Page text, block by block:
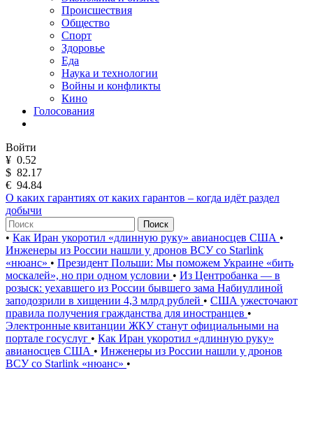
Происшествия
Общество
Спорт
Здоровье
Еда
Наука и технологии
Войны и конфликты
Кино
Голосования
Войти
¥ 0.52
$ 82.17
€ 94.84
О каких гарантиях от каких гарантов – когда идёт раздел
добычи
Поиск
• Как Иран укоротил «длинную руку» авианосцев США •
Инженеры из России нашли у дронов ВСУ со Starlink
«нюанс» • Президент Польши: Мы поможем Украине «бить
москалей», но при одном условии • Из Центробанка — в
розыск: уехавшего из России бывшего зама Набиуллиной
заподозрили в хищении 4,3 млрд рублей • США ужесточают
правила получения гражданства для иностранцев •
Электронные квитанции ЖКУ станут официальными на
портале госуслуг • Как Иран укоротил «длинную руку»
авианосцев США • Инженеры из России нашли у дронов
ВСУ со Starlink «нюанс» •